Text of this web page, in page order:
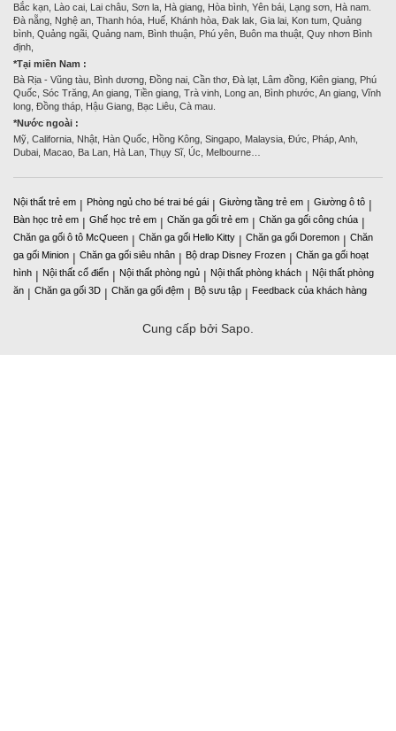
Bắc kạn, Lào cai, Lai châu, Sơn la, Hà giang, Hòa bình, Yên bái, Lạng sơn, Hà nam.
Đà nẵng, Nghệ an, Thanh hóa, Huế, Khánh hòa, Đak lak, Gia lai, Kon tum, Quảng
bình, Quảng ngãi, Quảng nam, Bình thuận, Phú yên, Buôn ma thuật, Quy nhơn Bình
định,
*Tại miền Nam :
Bà Rịa - Vũng tàu, Bình dương, Đồng nai, Cần thơ, Đà lạt, Lâm đồng, Kiên giang, Phú
Quốc, Sóc Trăng, An giang, Tiền giang, Trà vinh, Long an, Bình phước, An giang, Vĩnh
long, Đồng tháp, Hậu Giang, Bạc Liêu, Cà mau.
*Nước ngoài :
Mỹ, California, Nhật, Hàn Quốc, Hồng Kông, Singapo, Malaysia, Đức, Pháp, Anh,
Dubai, Macao, Ba Lan, Hà Lan, Thụy Sĩ, Úc, Melbourne…
Nội thất trẻ em | Phòng ngủ cho bé trai bé gái | Giường tầng trẻ em | Giường ô tô |
Bàn học trẻ em | Ghế học trẻ em | Chăn ga gối trẻ em | Chăn ga gối công chúa |
Chăn ga gối ô tô McQueen | Chăn ga gối Hello Kitty | Chăn ga gối Doremon | Chăn
ga gối Minion | Chăn ga gối siêu nhân | Bộ drap Disney Frozen | Chăn ga gối hoạt
hình | Nội thất cổ điển | Nội thất phòng ngủ | Nội thất phòng khách | Nội thất phòng
ăn | Chăn ga gối 3D | Chăn ga gối đệm | Bộ sưu tập | Feedback của khách hàng
Cung cấp bởi Sapo.